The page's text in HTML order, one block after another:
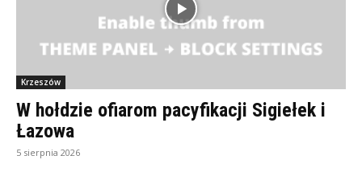
Krzeszów
W hołdzie ofiarom pacyfikacji Sigiełek i
Łazowa
5 sierpnia 2026